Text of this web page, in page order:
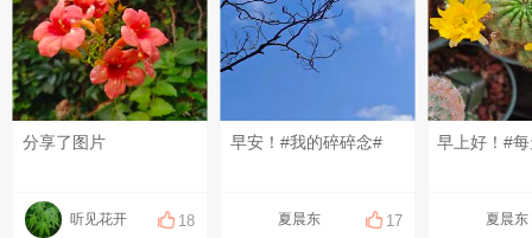
分享了图片
听见花开 18
早安！#我的碎碎念#
夏晨东 17 夏晨东